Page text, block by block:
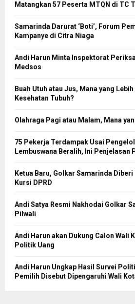
Matangkan 57 Peserta MTQN di TC
Samarinda Darurat ‘Boti’, Forum
Kampanye di Citra Niaga
Andi Harun Minta Inspektorat
Medsos
Buah Utuh atau Jus, Mana yang
Kesehatan Tubuh?
Olahraga Pagi atau Malam, Mana
75 Pekerja Terdampak Usai
Lembuswana Beralih, Ini Penjelasan
Ketua Baru, Golkar Samarinda
Kursi DPRD
Andi Satya Resmi Nakhodai Golkar
Pilwali
Andi Harun akan Dukung Calon Wali
Politik Uang
Andi Harun Ungkap Hasil Survei
Pemilih Disebut Dipengaruhi Wali